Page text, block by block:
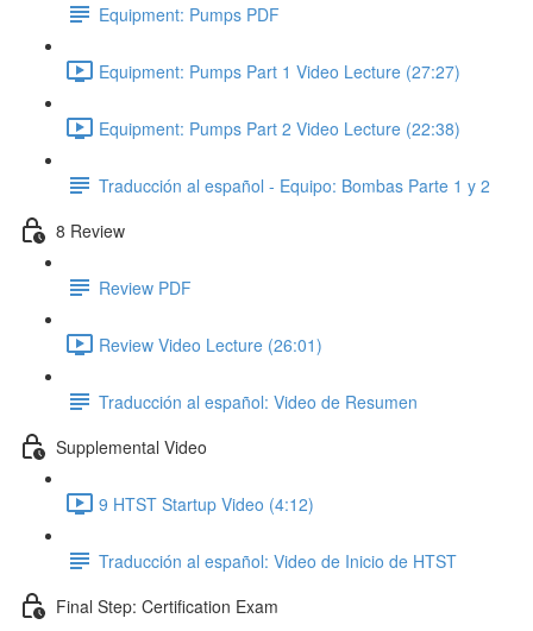
Equipment: Pumps PDF
Equipment: Pumps Part 1 Video Lecture (27:27)
Equipment: Pumps Part 2 Video Lecture (22:38)
Traducción al español - Equipo: Bombas Parte 1 y 2
8 Review
Review PDF
Review Video Lecture (26:01)
Traducción al español: Video de Resumen
Supplemental Video
9 HTST Startup Video (4:12)
Traducción al español: Video de Inicio de HTST
Final Step: Certification Exam